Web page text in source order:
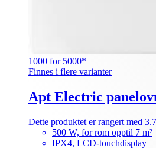
1000 for 5000*
Finnes i flere varianter
Apt Electric
Dette produktet er rangert med
500 W, for rom opptil 7 m²
IPX4, LCD-touchdisplay